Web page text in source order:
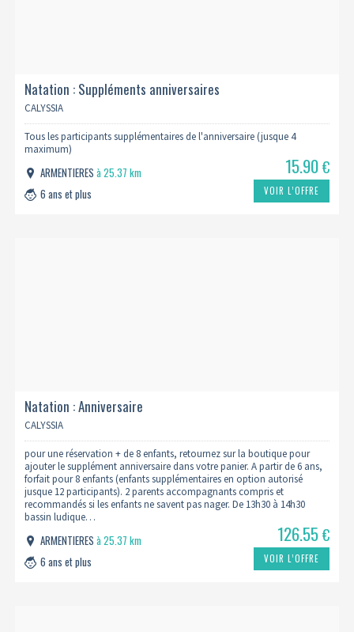
Natation : Suppléments anniversaires
CALYSSIA
Tous les participants supplémentaires de l'anniversaire (jusque 4
maximum)
ARMENTIERESà 25.37 km
6 ans et plus
15.90€
VOIR L’OFFRE
Natation : Anniversaire
CALYSSIA
pour une réservation + de 8 enfants, retournez sur la boutique pour
ajouter le supplément anniversaire dans votre panier. A partir de 6 ans,
forfait pour 8 enfants (enfants supplémentaires en option autorisé
jusque 12 participants). 2 parents accompagnants compris et
recommandés si les enfants ne savent pas nager. De 13h30 à 14h30
bassin ludique…
ARMENTIERESà 25.37 km
6 ans et plus
126.55€
VOIR L’OFFRE